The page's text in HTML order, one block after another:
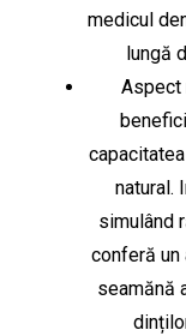
medicul
lungă
Aspect
natural.
simulând
conferă un
seamănă